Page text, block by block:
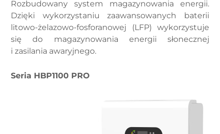
Rozbudowany system magazynowania energii.
Dzięki wykorzystaniu zaawansowanych baterii
litowo-żelazowo-fosforanowej (LFP) wykorzystuje
się do magazynowania energii słonecznej
i zasilania awaryjnego.
Seria HBP1100 PRO